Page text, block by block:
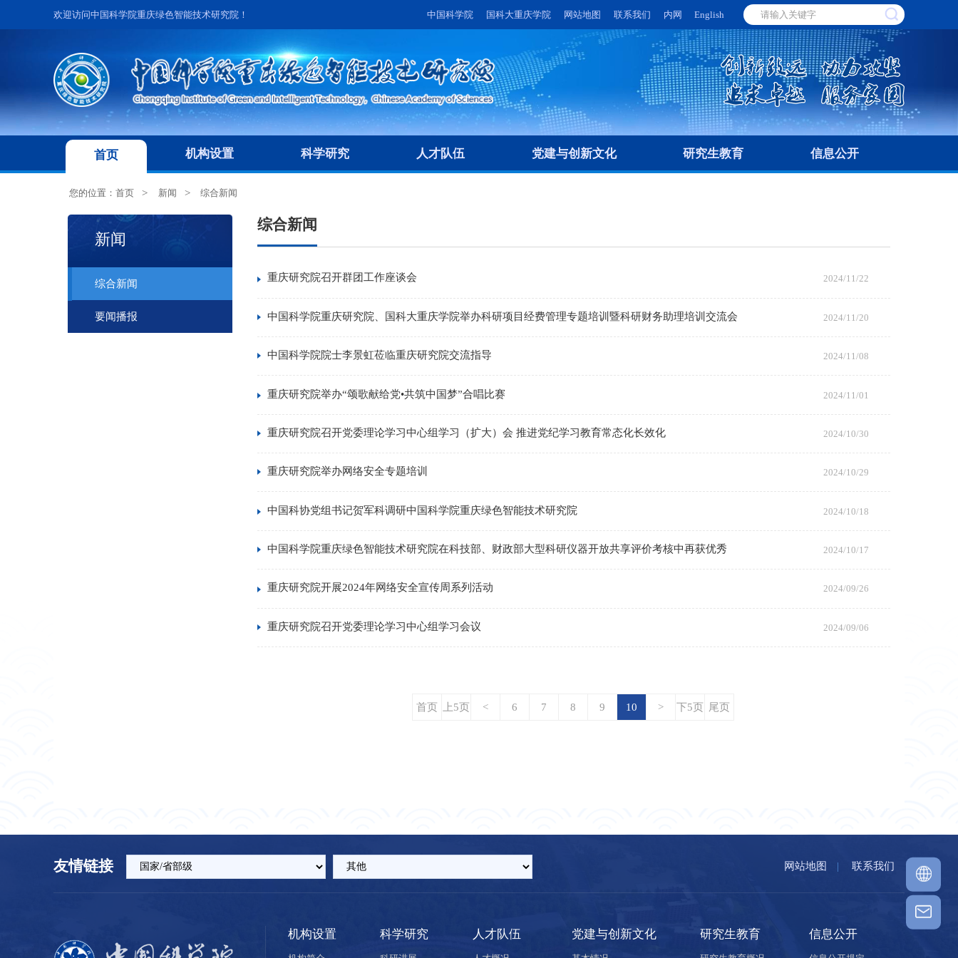
欢迎访问中国科学院重庆绿色智能技术研究院！ 中国科学院 国科大重庆学院 网站地图 联系我们 内网 English
首页 机构设置 科学研究 人才队伍 党建与创新文化 研究生教育 信息公开
您的位置：首页 新闻 综合新闻
新闻
综合新闻
要闻播报
综合新闻
重庆研究院召开群团工作座谈会 2024/11/22
中国科学院重庆研究院、国科大重庆学院举办科研项目经费管理专题培训暨科研财务助理培训交流会 2024/11/20
中国科学院院士李景虹莅临重庆研究院交流指导 2024/11/08
重庆研究院举办“颂歌献给党•共筑中国梦”合唱比赛 2024/11/01
重庆研究院召开党委理论学习中心组学习（扩大）会 推进党纪学习教育常态化长效化 2024/10/30
重庆研究院举办网络安全专题培训 2024/10/29
中国科协党组书记贺军科调研中国科学院重庆绿色智能技术研究院 2024/10/18
中国科学院重庆绿色智能技术研究院在科技部、财政部大型科研仪器开放共享评价考核中再获优秀 2024/10/17
重庆研究院开展2024年网络安全宣传周系列活动 2024/09/26
重庆研究院召开党委理论学习中心组学习会议 2024/09/06
首页 上5页 < 6 7 8 9 10 > 下5页 尾页
友情链接 网站地图 | 联系我们
机构设置 科学研究 人才队伍 党建与创新文化 研究生教育 信息公开